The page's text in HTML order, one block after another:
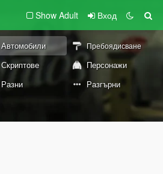
Show Adult Вход
Автомобили Пребоядисване
Скриптове
Персонажи
Разни Разгърни